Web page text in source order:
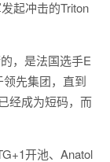
起冲击的Triton
，是法国选手E
先集团，直到
经成为短码，而
开池、Anatol